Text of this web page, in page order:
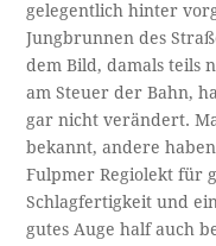
gelegentlich hinter
Jungbrunnen des
dem Bild, damals teils
am Steuer der Bahn,
gar nicht verändert.
bekannt, andere
Fulpmer Regiolekt für
Schlagfertigkeit und
gutes Auge half auch